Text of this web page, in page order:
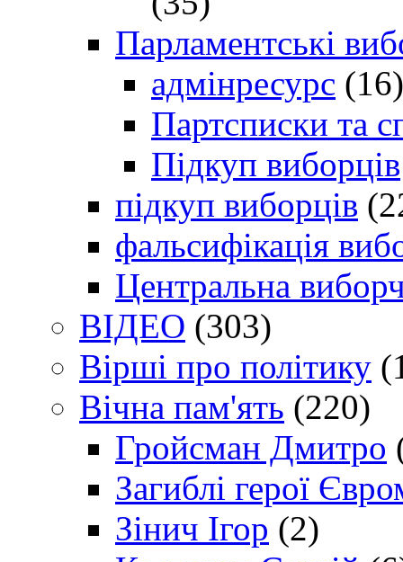
Парламентські
адмінресурс (16)
Партсписки та
Підкуп виборців
підкуп виборців
фальсифікація
Центральна
ВІДЕО (303)
Вірші про політику
Вічна пам'ять (220)
Гройсман Дмитро
Загиблі герої
Зінич Ігор (2)